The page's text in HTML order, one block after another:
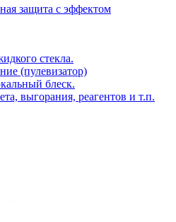
защита с эффектом
стекла.
(пулевизатор)
блеск.
выгорания, реагентов и т.п.